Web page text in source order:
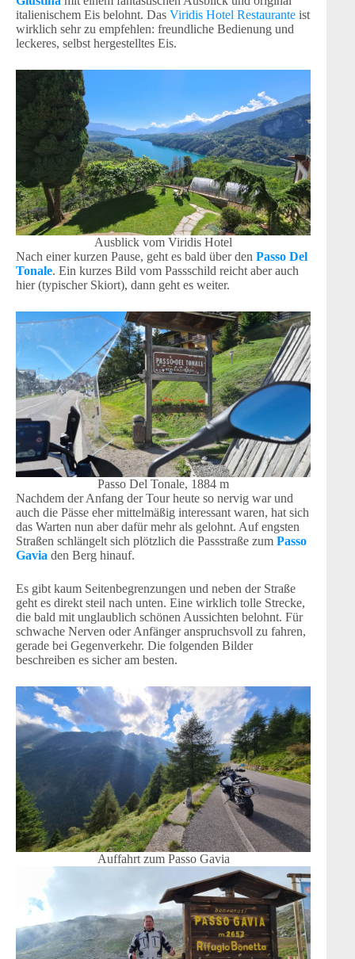
italienischem Eis belohnt. Das Viridis Hotel Restaurante ist
wirklich sehr zu empfehlen: freundliche Bedienung und
leckeres, selbst hergestelltes Eis.
Ausblick vom Viridis Hotel
Nach einer kurzen Pause, geht es bald über den Passo Del
Tonale. Ein kurzes Bild vom Passschild reicht aber auch
hier (typischer Skiort), dann geht es weiter.
Passo Del Tonale, 1884 m
Nachdem der Anfang der Tour heute so nervig war und
auch die Pässe eher mittelmäßig interessant waren, hat sich
das Warten nun aber dafür mehr als gelohnt. Auf engsten
Straßen schlängelt sich plötzlich die Passstraße zum Passo
Gavia den Berg hinauf.
Es gibt kaum Seitenbegrenzungen und neben der Straße
geht es direkt steil nach unten. Eine wirklich tolle Strecke,
die bald mit unglaublich schönen Aussichten belohnt. Für
schwache Nerven oder Anfänger anspruchsvoll zu fahren,
gerade bei Gegenverkehr. Die folgenden Bilder
beschreiben es sicher am besten.
Auffahrt zum Passo Gavia